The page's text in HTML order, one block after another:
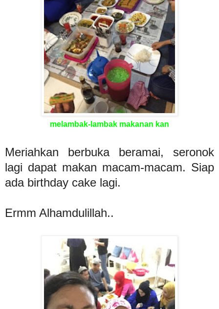
melambak-lambak makanan kan
Meriahkan berbuka beramai, seronok
lagi dapat makan macam-macam. Siap
ada birthday cake lagi.
Ermm Alhamdulillah..